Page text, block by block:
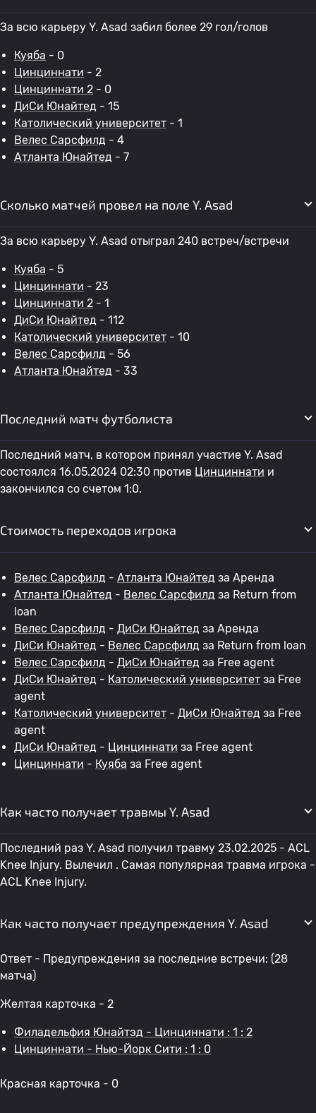
За всю карьеру Y. Asad забил более 29 гол/голов
Куяба - 0
Цинциннати - 2
Цинциннати 2 - 0
ДиСи Юнайтед - 15
Католический университет - 1
Велес Сарсфилд - 4
Атланта Юнайтед - 7
Сколько матчей провел на поле Y. Asad
За всю карьеру Y. Asad отыграл 240 встреч/встречи
Куяба - 5
Цинциннати - 23
Цинциннати 2 - 1
ДиСи Юнайтед - 112
Католический университет - 10
Велес Сарсфилд - 56
Атланта Юнайтед - 33
Последний матч футболиста
Последний матч, в котором принял участие Y. Asad
состоялся 16.05.2024 02:30 против Цинциннати и
закончился со счетом 1:0.
Стоимость переходов игрока
Велес Сарсфилд - Атланта Юнайтед за Аренда
Атланта Юнайтед - Велес Сарсфилд за Return from
loan
Велес Сарсфилд - ДиСи Юнайтед за Аренда
ДиСи Юнайтед - Велес Сарсфилд за Return from loan
Велес Сарсфилд - ДиСи Юнайтед за Free agent
ДиСи Юнайтед - Католический университет за Free
agent
Католический университет - ДиСи Юнайтед за Free
agent
ДиСи Юнайтед - Цинциннати за Free agent
Цинциннати - Куяба за Free agent
Как часто получает травмы Y. Asad
Последний раз Y. Asad получил травму 23.02.2025 - ACL
Knee Injury. Вылечил . Самая популярная травма игрока -
ACL Knee Injury.
Как часто получает предупреждения Y. Asad
Ответ - Предупреждения за последние встречи: (28
матча)
Желтая карточка - 2
Филадельфия Юнайтэд - Цинциннати : 1 : 2
Цинциннати - Нью-Йорк Сити : 1 : 0
Красная карточка - 0